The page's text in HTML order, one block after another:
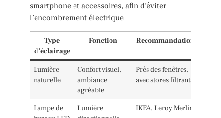
smartphone et accessoires, afin d’éviter
l’encombrement électrique
Type
d’éclairage
Fonction Recommandations
Lumière
naturelle
Confort visuel,
ambiance
agréable
Près des fenêtres,
avec stores filtrants
Lampe de
Lumière
IKEA, Leroy Merlin